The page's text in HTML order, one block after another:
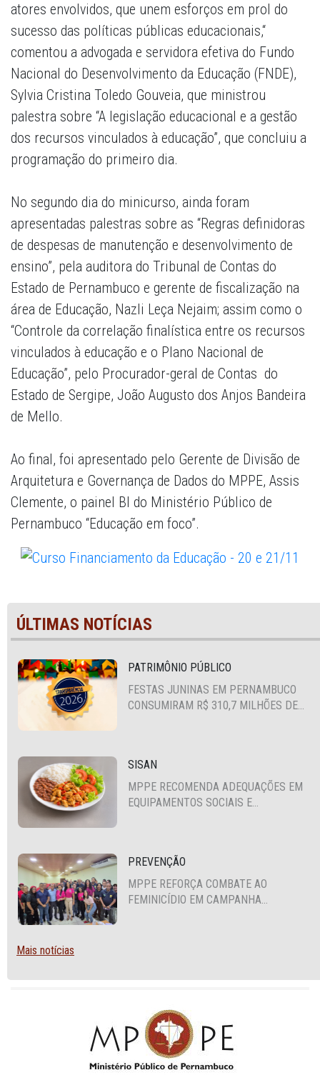
atores envolvidos, que unem esforços em prol do
sucesso das políticas públicas educacionais,“
comentou a advogada e servidora efetiva do Fundo
Nacional do Desenvolvimento da Educação (FNDE),
Sylvia Cristina Toledo Gouveia, que ministrou
palestra sobre “A legislação educacional e a gestão
dos recursos vinculados à educação”, que concluiu a
programação do primeiro dia.
No segundo dia do minicurso, ainda foram
apresentadas palestras sobre as “Regras definidoras
de despesas de manutenção e desenvolvimento de
ensino”, pela auditora do Tribunal de Contas do
Estado de Pernambuco e gerente de fiscalização na
área de Educação, Nazli Leça Nejaim; assim como o
“Controle da correlação finalística entre os recursos
vinculados à educação e o Plano Nacional de
Educação”, pelo Procurador-geral de Contas do
Estado de Sergipe, João Augusto dos Anjos Bandeira
de Mello.
Ao final, foi apresentado pelo Gerente de Divisão de
Arquitetura e Governança de Dados do MPPE, Assis
Clemente, o painel BI do Ministério Público de
Pernambuco “Educação em foco”.
ÚLTIMAS NOTÍCIAS
PATRIMÔNIO PÚBLICO
FESTAS JUNINAS EM PERNAMBUCO
CONSUMIRAM R$ 310,7 MILHÕES DE
SISAN
MPPE RECOMENDA ADEQUAÇÕES EM
EQUIPAMENTOS SOCIAIS E
PREVENÇÃO
MPPE REFORÇA COMBATE AO
FEMINICÍDIO EM CAMPANHA
Mais notícias